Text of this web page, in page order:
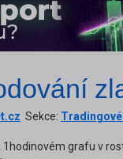
Sekce: Tradingové
1hodinovém grafu v